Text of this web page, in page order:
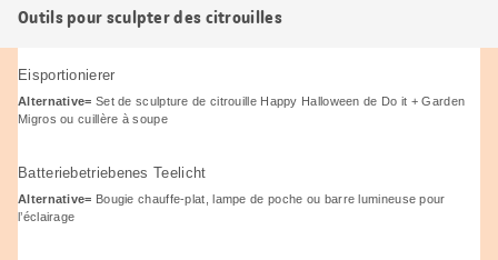
Outils pour sculpter des citrouilles
Eisportionierer
Alternative= Set de sculpture de citrouille Happy Halloween de Do it + Garden
Migros ou cuillère à soupe
Batteriebetriebenes Teelicht
Alternative= Bougie chauffe-plat, lampe de poche ou barre lumineuse pour
l’éclairage